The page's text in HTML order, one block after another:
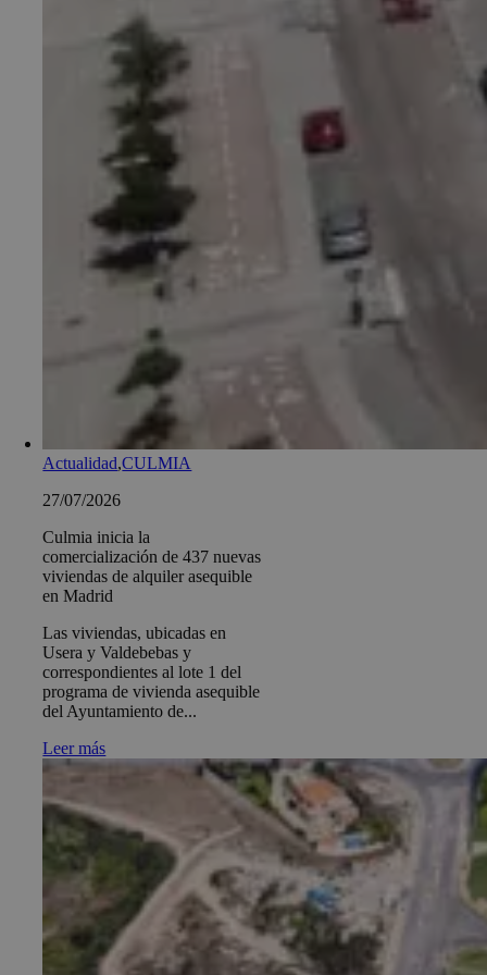
Actualidad,CULMIA
27/07/2026
Culmia inicia la
comercialización de 437 nuevas
viviendas de alquiler asequible
en Madrid
Las viviendas, ubicadas en
Usera y Valdebebas y
correspondientes al lote 1 del
programa de vivienda asequible
del Ayuntamiento de...
Leer más